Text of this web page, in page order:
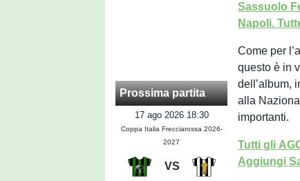
Prossima partita
17 ago 2026 18:30
Coppa Italia Frecciarossa 2026-
2027
VS
Sassuolo
Napoli.
Come per
questo è in
dell’album,
alla
importanti.
Tutti gli
Aggiungi